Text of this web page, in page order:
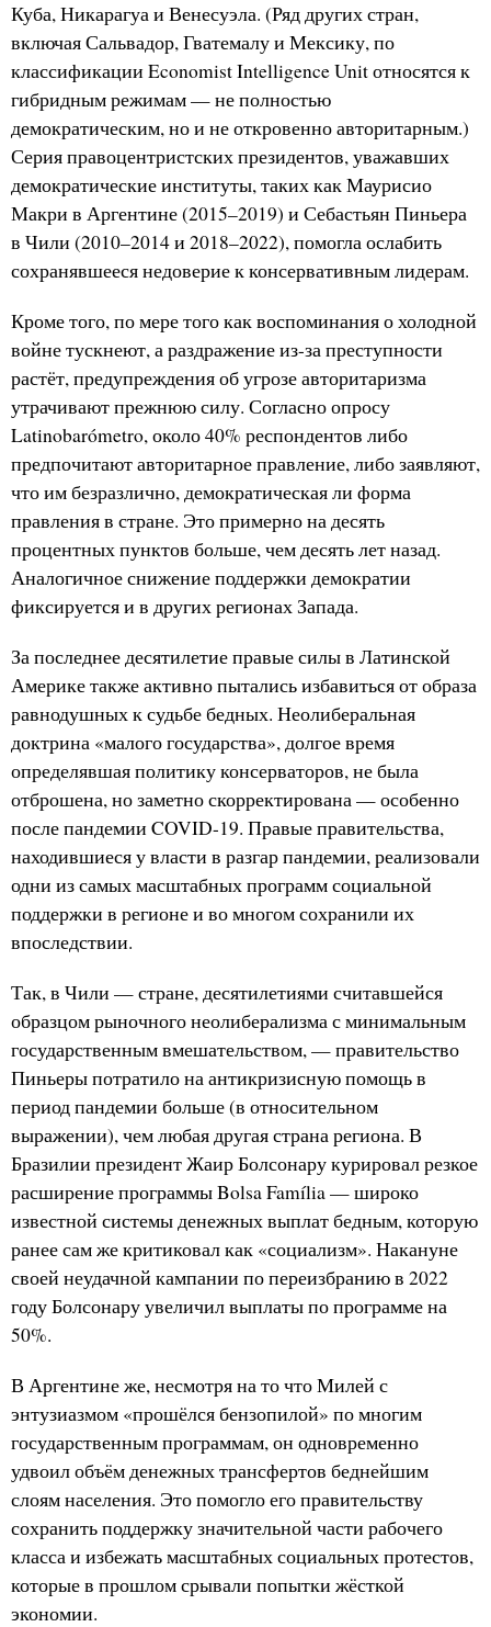
Куба, Никарагуа и Венесуэла. (Ряд других стран,
включая Сальвадор, Гватемалу и Мексику, по
классификации Economist Intelligence Unit относятся к
гибридным режимам — не полностью
демократическим, но и не откровенно авторитарным.)
Серия правоцентристских президентов, уважавших
демократические институты, таких как Маурисио
Макри в Аргентине (2015–2019) и Себастьян Пиньера
в Чили (2010–2014 и 2018–2022), помогла ослабить
сохранявшееся недоверие к консервативным лидерам.
Кроме того, по мере того как воспоминания о холодной
войне тускнеют, а раздражение из-за преступности
растёт, предупреждения об угрозе авторитаризма
утрачивают прежнюю силу. Согласно опросу
Latinobarómetro, около 40% респондентов либо
предпочитают авторитарное правление, либо заявляют,
что им безразлично, демократическая ли форма
правления в стране. Это примерно на десять
процентных пунктов больше, чем десять лет назад.
Аналогичное снижение поддержки демократии
фиксируется и в других регионах Запада.
За последнее десятилетие правые силы в Латинской
Америке также активно пытались избавиться от образа
равнодушных к судьбе бедных. Неолиберальная
доктрина «малого государства», долгое время
определявшая политику консерваторов, не была
отброшена, но заметно скорректирована — особенно
после пандемии COVID-19. Правые правительства,
находившиеся у власти в разгар пандемии, реализовали
одни из самых масштабных программ социальной
поддержки в регионе и во многом сохранили их
впоследствии.
Так, в Чили — стране, десятилетиями считавшейся
образцом рыночного неолиберализма с минимальным
государственным вмешательством, — правительство
Пиньеры потратило на антикризисную помощь в
период пандемии больше (в относительном
выражении), чем любая другая страна региона. В
Бразилии президент Жаир Болсонару курировал резкое
расширение программы Bolsa Família — широко
известной системы денежных выплат бедным, которую
ранее сам же критиковал как «социализм». Накануне
своей неудачной кампании по переизбранию в 2022
году Болсонару увеличил выплаты по программе на
50%.
В Аргентине же, несмотря на то что Милей с
энтузиазмом «прошёлся бензопилой» по многим
государственным программам, он одновременно
удвоил объём денежных трансфертов беднейшим
слоям населения. Это помогло его правительству
сохранить поддержку значительной части рабочего
класса и избежать масштабных социальных протестов,
которые в прошлом срывали попытки жёсткой
экономии.